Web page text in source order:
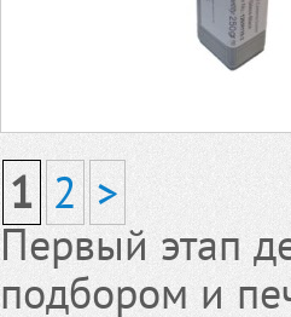
1 2 >
Первый этап
подбором и